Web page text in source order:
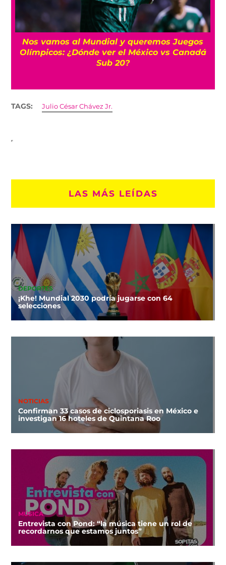
Nos vamos al Mundial y queremos Juegos
Olímpicos: ¿Dónde ver el México vs Canadá
Sub 20?
TAGS: Julio César Chávez Jr.
LAS MÁS LEÍDAS
DEPORTES
¡Khe! Mundial 2030 podría jugarse con 64
selecciones
NOTICIAS
Confirman 33 casos de ciclosporiasis en México e
investigan 16 hoteles de Quintana Roo
MÚSICA
Entrevista con Pond: “la música tiene un rol de
recordarnos que estamos juntos”